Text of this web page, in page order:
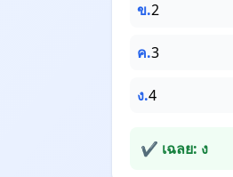
ข.2
ค.3
ง.4
✔ เฉลย: ง